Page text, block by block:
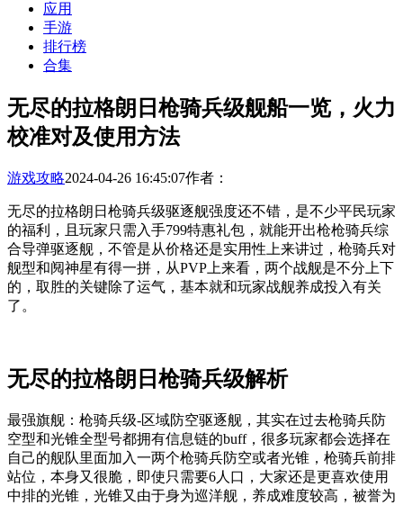
应用
手游
排行榜
合集
无尽的拉格朗日枪骑兵级舰船一览，火力
校准对及使用方法
游戏攻略2024-04-26 16:45:07作者：
无尽的拉格朗日枪骑兵级驱逐舰强度还不错，是不少平民玩家
的福利，且玩家只需入手799特惠礼包，就能开出枪枪骑兵综
合导弹驱逐舰，不管是从价格还是实用性上来讲过，枪骑兵对
舰型和阋神星有得一拼，从PVP上来看，两个战舰是不分上下
的，取胜的关键除了运气，基本就和玩家战舰养成投入有关
了。
无尽的拉格朗日枪骑兵级解析
最强旗舰：枪骑兵级-区域防空驱逐舰，其实在过去枪骑兵防
空型和光锥全型号都拥有信息链的buff，很多玩家都会选择在
自己的舰队里面加入一两个枪骑兵防空或者光锥，枪骑兵前排
站位，本身又很脆，即使只需要6人口，大家还是更喜欢使用
中排的光锥，光锥又由于身为巡洋舰，养成难度较高，被誉为